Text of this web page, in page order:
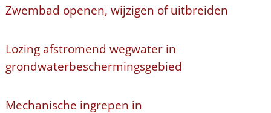
Zwembad openen, wijzigen of uitbreiden
Lozing afstromend wegwater in
grondwaterbeschermingsgebied
Mechanische ingrepen in